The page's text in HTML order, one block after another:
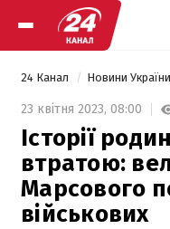
24 Канал Новини України
23 квітня 2023, 08:00
Історії
втратою:
Марсового
військових